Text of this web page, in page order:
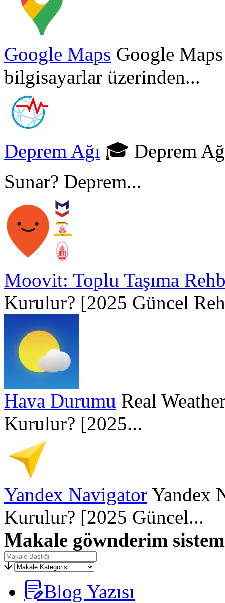
Google Maps Google
bilgisayarlar üzerinden...
Deprem Ağı 🎓 Deprem
Sunar? Deprem...
Moovit: Toplu Taşıma
Kurulur? [2025 Güncel
Hava Durumu Real
Kurulur? [2025...
Yandex Navigator Yandex
Kurulur? [2025 Güncel...
Makale göwnderim
Blog Yazısı